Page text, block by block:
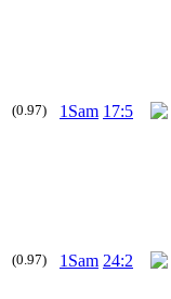
(0.97) 1Sam 17:5
(0.97) 1Sam 24:2